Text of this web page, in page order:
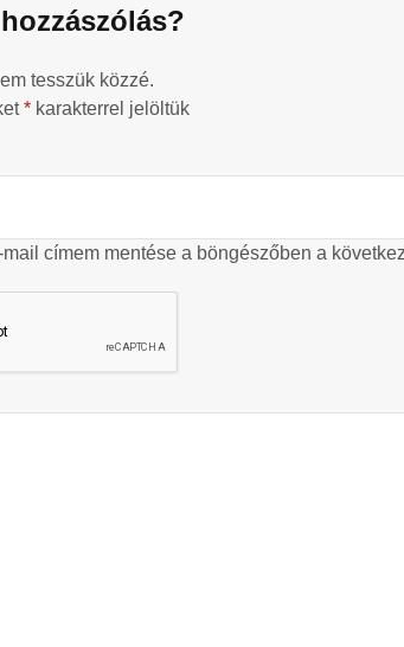
tesszük közzé.
* karakterrel jelöltük
címem mentése a böngészőben a